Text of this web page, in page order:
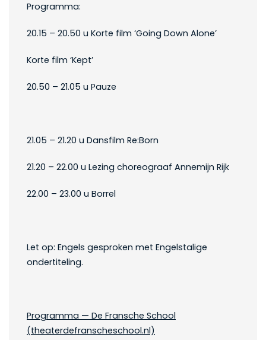
Programma:
20.15 – 20.50 u Korte film ‘Going Down Alone’
Korte film ‘Kept’
20.50 – 21.05 u Pauze
21.05 – 21.20 u Dansfilm Re:Born
21.20 – 22.00 u Lezing choreograaf Annemijn Rijk
22.00 – 23.00 u Borrel
Let op: Engels gesproken met Engelstalige
ondertiteling.
Programma — De Fransche School
(theaterdefranscheschool.nl)